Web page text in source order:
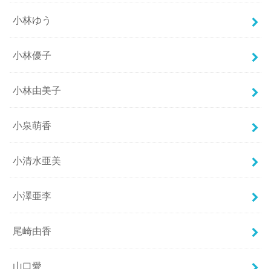
小林ゆう
小林優子
小林由美子
小泉萌香
小清水亜美
小澤亜李
尾崎由香
山口愛